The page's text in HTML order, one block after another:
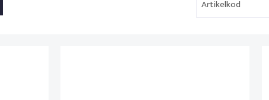
Artikelkod